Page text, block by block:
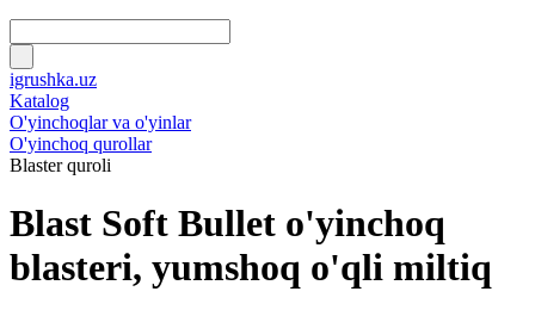
igrushka.uz
Katalog
O'yinchoqlar va o'yinlar
O'yinchoq qurollar
Blaster quroli
Blast Soft Bullet o'yinchoq
blasteri, yumshoq o'qli miltiq